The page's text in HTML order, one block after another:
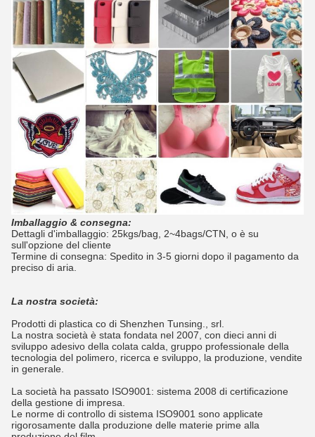
Imballaggio & consegna:
Dettagli d'imballaggio: 25kgs/bag, 2~4bags/CTN, o è su
sull'opzione del cliente
Termine di consegna: Spedito in 3-5 giorni dopo il pagamento da
preciso di aria.
La nostra società:
Prodotti di plastica co di Shenzhen Tunsing., srl.
La nostra società è stata fondata nel 2007, con dieci anni di
sviluppo adesivo della colata calda, gruppo professionale della
tecnologia del polimero, ricerca e sviluppo, la produzione, vendite
in generale.
La società ha passato ISO9001: sistema 2008 di certificazione
della gestione di impresa.
Le norme di controllo di sistema ISO9001 sono applicate
rigorosamente dalla produzione delle materie prime alla